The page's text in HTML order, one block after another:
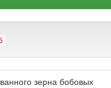
зерна бобовых